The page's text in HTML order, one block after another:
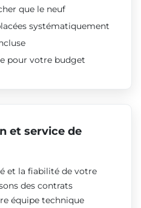
que le neuf
systématiquement
pour votre budget
et service de
et la fiabilité de votre
des contrats
équipe technique